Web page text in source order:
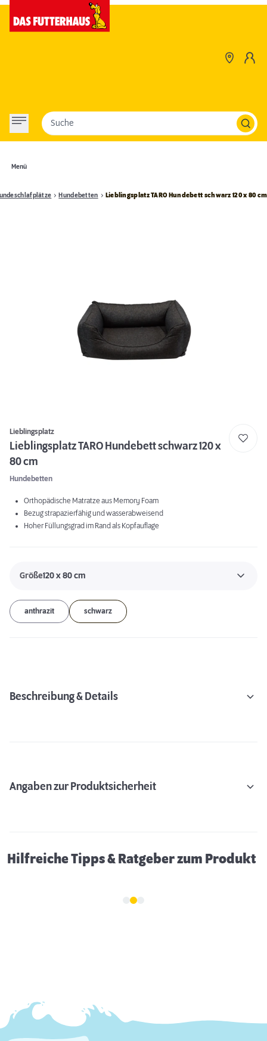
Menü
Suche
Hundebetten Lieblingsplatz TARO Hundebett schwarz 120 x 80 cm
Lieblingsplatz
Lieblingsplatz TARO Hundebett schwarz 120 x
80 cm
Hundebetten
Orthopädische Matratze aus Memory Foam
Bezug strapazierfähig und wasserabweisend
Hoher Füllungsgrad im Rand als Kopfauflage
Größe120 x 80 cm
anthrazit schwarz
Beschreibung & Details
Angaben zur Produktsicherheit
Hilfreiche Tipps & Ratgeber zum Produkt
Schlaf- & Ruhephasen von Hunden